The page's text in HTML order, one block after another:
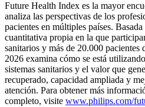
Future Health Index es la mayor
analiza las perspectivas de los
pacientes en múltiples países.
cuantitativa propia en la que
sanitarios y más de 20.000 pacientes
2026 examina cómo se está
sistemas sanitarios y el valor que
recuperado, capacidad ampliada y
atención. Para obtener más
completo, visite www.philips.com/